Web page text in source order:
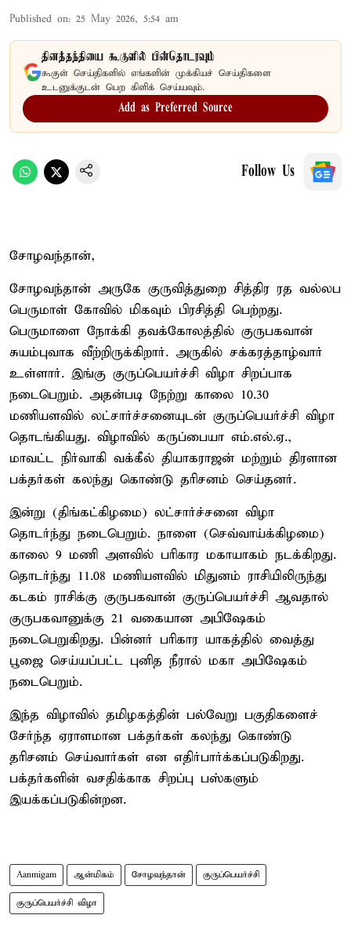
Published on: 25 May 2026, 5:54 am
தினத்தந்தியை கூகுளில் பின்தொடரவும்
கூகுள் செய்திகளில் எங்களின் முக்கியச் செய்திகளை
உடனுக்குடன் பெற கிளிக் செய்யவும்.
Add as Preferred Source
Follow Us
சோழவந்தான்,
சோழவந்தான் அருகே குருவித்துறை சித்திர ரத வல்லப
பெருமாள் கோவில் மிகவும் பிரசித்தி பெற்றது.
பெருமாளை நோக்கி தவக்கோலத்தில் குருபகவான்
சுயம்புவாக வீற்றிருக்கிறார். அருகில் சக்கரத்தாழ்வார்
உள்ளார். இங்கு குருப்பெயர்ச்சி விழா சிறப்பாக
நடைபெறும். அதன்படி நேற்று காலை 10.30
மணியளவில் லட்சார்ச்சனையுடன் குருப்பெயர்ச்சி விழா
தொடங்கியது. விழாவில் கருப்பையா எம்.எல்.ஏ.,
மாவட்ட நிர்வாகி வக்கீல் தியாகராஜன் மற்றும் திரளான
பக்தர்கள் கலந்து கொண்டு தரிசனம் செய்தனர்.
இன்று (திங்கட்கிழமை) லட்சார்ச்சனை விழா
தொடர்ந்து நடைபெறும். நாளை (செவ்வாய்க்கிழமை)
காலை 9 மணி அளவில் பரிகார மகாயாகம் நடக்கிறது.
தொடர்ந்து 11.08 மணியளவில் மிதுனம் ராசியிலிருந்து
கடகம் ராசிக்கு குருபகவான் குருப்பெயர்ச்சி ஆவதால்
குருபகவானுக்கு 21 வகையான அபிஷேகம்
நடைபெறுகிறது. பின்னர் பரிகார யாகத்தில் வைத்து
பூஜை செய்யப்பட்ட புனித நீரால் மகா அபிஷேகம்
நடைபெறும்.
இந்த விழாவில் தமிழகத்தின் பல்வேறு பகுதிகளைச்
சேர்ந்த ஏராளமான பக்தர்கள் கலந்து கொண்டு
தரிசனம் செய்வார்கள் என எதிர்பார்க்கப்படுகிறது.
பக்தர்களின் வசதிக்காக சிறப்பு பஸ்களும்
இயக்கப்படுகின்றன.
Aanmigam ஆன்மிகம் சோழவந்தான் குருப்பெயர்ச்சி
குருப்பெயர்ச்சி விழா